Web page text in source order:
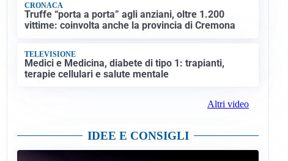
CRONACA
Truffe “porta a porta” agli anziani, oltre 1.200
vittime: coinvolta anche la provincia di Cremona
TELEVISIONE
Medici e Medicina, diabete di tipo 1: trapianti,
terapie cellulari e salute mentale
Altri video
IDEE E CONSIGLI